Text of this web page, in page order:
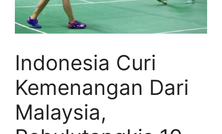
Indonesia Curi
Kemenangan Dari
Malaysia,